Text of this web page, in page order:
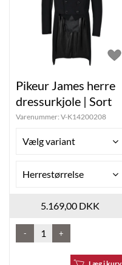
Pikeur James herre
dressurkjole | Sort
Varenummer: V-K14200208
Vælg variant
Herrestørrelse
5.169,00 DKK
- +
Læg i kurv